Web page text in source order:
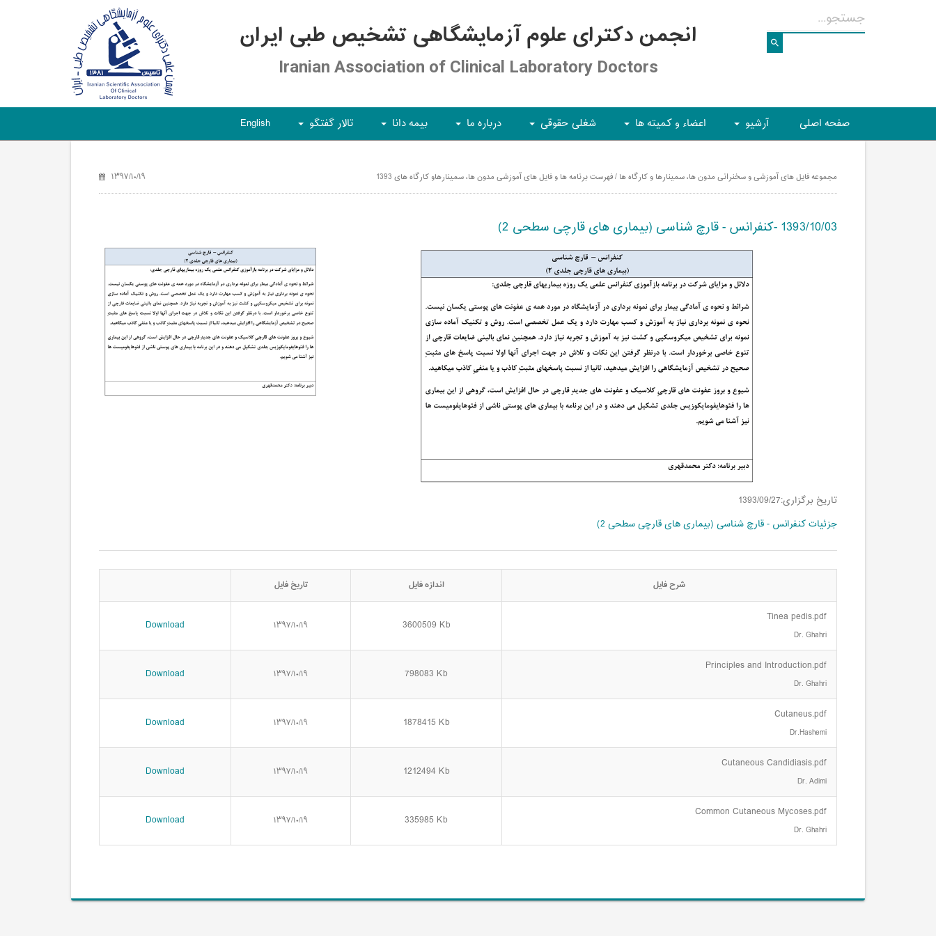
انجمن دکترای علوم آزمایشگاهی تشخیص طبی ایران
Iranian Association of Clinical Laboratory Doctors
صفحه اصلی آرشیو اعضاء و کمیته ها شغلی حقوقی درباره ما بیمه دانا تالار گفتگو English
مجموعه فایل های آموزشی و سخنرانی مدون ها، سمینارها و کارگاه ها / فهرست برنامه ها و فایل های آموزشی مدون ها، سمینارهاو کارگاه های 1393 ۱۳۹۷/۱۰/۱۹
1393/10/03 -کنفرانس - قارچ شناسی (بیماری های قارچی سطحی 2)
تاریخ برگزاری:1393/09/27
جزئیات کنفرانس - قارچ شناسی (بیماری های قارچی سطحی 2)
شرح فایل اندازه فایل تاریخ فایل
Tinea pedis.pdf
Dr. Ghahri
3600509 Kb ۱۳۹۷/۱۰/۱۹ Download
Principles and Introduction.pdf
Dr. Ghahri
798083 Kb ۱۳۹۷/۱۰/۱۹ Download
Cutaneus.pdf
Dr.Hashemi
1878415 Kb ۱۳۹۷/۱۰/۱۹ Download
Cutaneous Candidiasis.pdf
Dr. Adimi
1212494 Kb ۱۳۹۷/۱۰/۱۹ Download
Common Cutaneous Mycoses.pdf
Dr. Ghahri
335985 Kb ۱۳۹۷/۱۰/۱۹ Download